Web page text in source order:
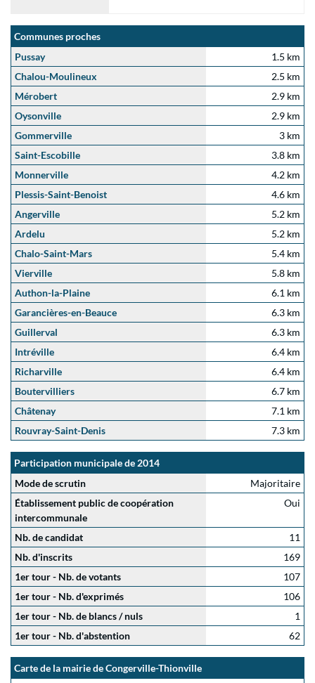
Communes proches
Pussay
1.5 km
Chalou-Moulineux
2.5 km
Mérobert
2.9 km
Oysonville
2.9 km
Gommerville
3 km
Saint-Escobille
3.8 km
Monnerville
4.2 km
Plessis-Saint-Benoist
4.6 km
Angerville
5.2 km
Ardelu
5.2 km
Chalo-Saint-Mars
5.4 km
Vierville
5.8 km
Authon-la-Plaine
6.1 km
Garancières-en-Beauce
6.3 km
Guillerval
6.3 km
Intréville
6.4 km
Richarville
6.4 km
Boutervilliers
6.7 km
Châtenay
7.1 km
Rouvray-Saint-Denis
7.3 km
Participation municipale de 2014
Mode de scrutin
Majoritaire
Établissement public de coopération
intercommunale
Oui
Nb. de candidat
11
Nb. d'inscrits
169
1er tour - Nb. de votants
107
1er tour - Nb. d'exprimés
106
1er tour - Nb. de blancs / nuls
1
1er tour - Nb. d'abstention
62
Carte de la mairie de Congerville-Thionville